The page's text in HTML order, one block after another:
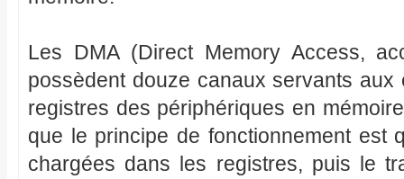
Les DMA (Direct Memory Access,
possèdent douze canaux servants
registres des périphériques en
que le principe de fonctionnement est
chargées dans les registres, puis le